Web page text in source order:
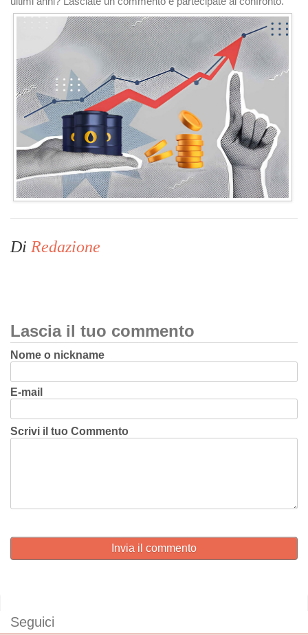
Di Redazione
Lascia il tuo commento
Nome o nickname
E-mail
Scrivi il tuo Commento
Invia il commento
Seguici